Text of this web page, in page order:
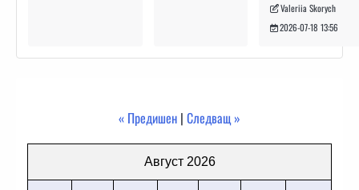
Valeriia Skorych
2026-07-18 13:56
« Предишен | Следващ »
Август 2026